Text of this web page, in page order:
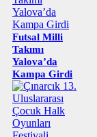
Futsal Milli
Takımı
Yalova’da
Kampa Girdi